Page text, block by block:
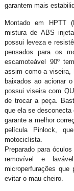
garantem mais
Montado em HPTT
mistura de ABS
possui leveza e
pensados para os
escamoteável 90º
assim como a viseira,
baixados ao acionar
possui viseira com
de trocar a peça.
que ela se desconecta
garante a melhor
película Pinlock,
motociclista.
Preparado para
removível e
microperfurações
evitar o mau cheiro.